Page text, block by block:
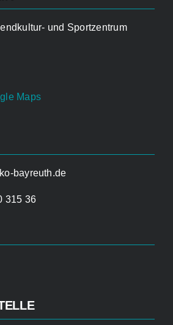
und Sportzentrum
Maps
bayreuth.de
315 36